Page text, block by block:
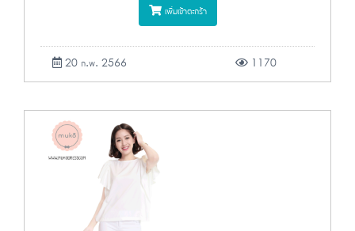
เพิ่มเข้าตะกร้า
20 ก.พ. 2566 1170